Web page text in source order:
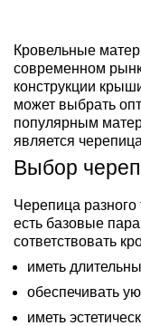
Кровельные
современном
конструкции
может выбрать
популярным
является
Выбор
Черепица
есть базовые
сответствовать
иметь
обеспечивать
иметь